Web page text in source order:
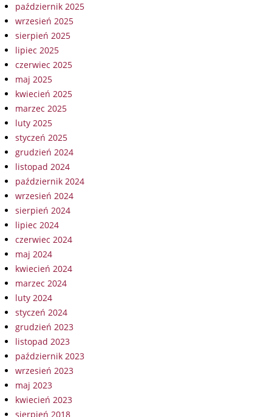
październik 2025
wrzesień 2025
sierpień 2025
lipiec 2025
czerwiec 2025
maj 2025
kwiecień 2025
marzec 2025
luty 2025
styczeń 2025
grudzień 2024
listopad 2024
październik 2024
wrzesień 2024
sierpień 2024
lipiec 2024
czerwiec 2024
maj 2024
kwiecień 2024
marzec 2024
luty 2024
styczeń 2024
grudzień 2023
listopad 2023
październik 2023
wrzesień 2023
maj 2023
kwiecień 2023
sierpień 2018